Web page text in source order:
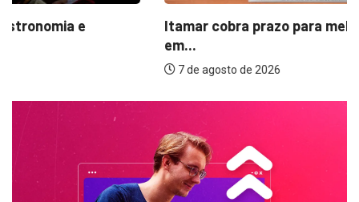
Itamar cobra prazo para melhorias estruturais